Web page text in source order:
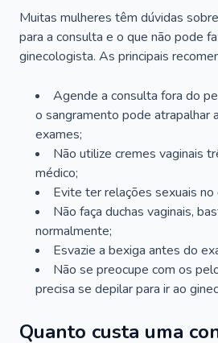
Muitas mulheres têm dúvidas
para a consulta e o que não pode
ginecologista. As principais
Agende a consulta fora do
o sangramento pode atrapalhar
exames;
Não utilize cremes vaginais
médico;
Evite ter relações sexuais no
Não faça duchas vaginais,
normalmente;
Esvazie a bexiga antes do
Não se preocupe com os
precisa se depilar para ir ao
Quanto custa uma